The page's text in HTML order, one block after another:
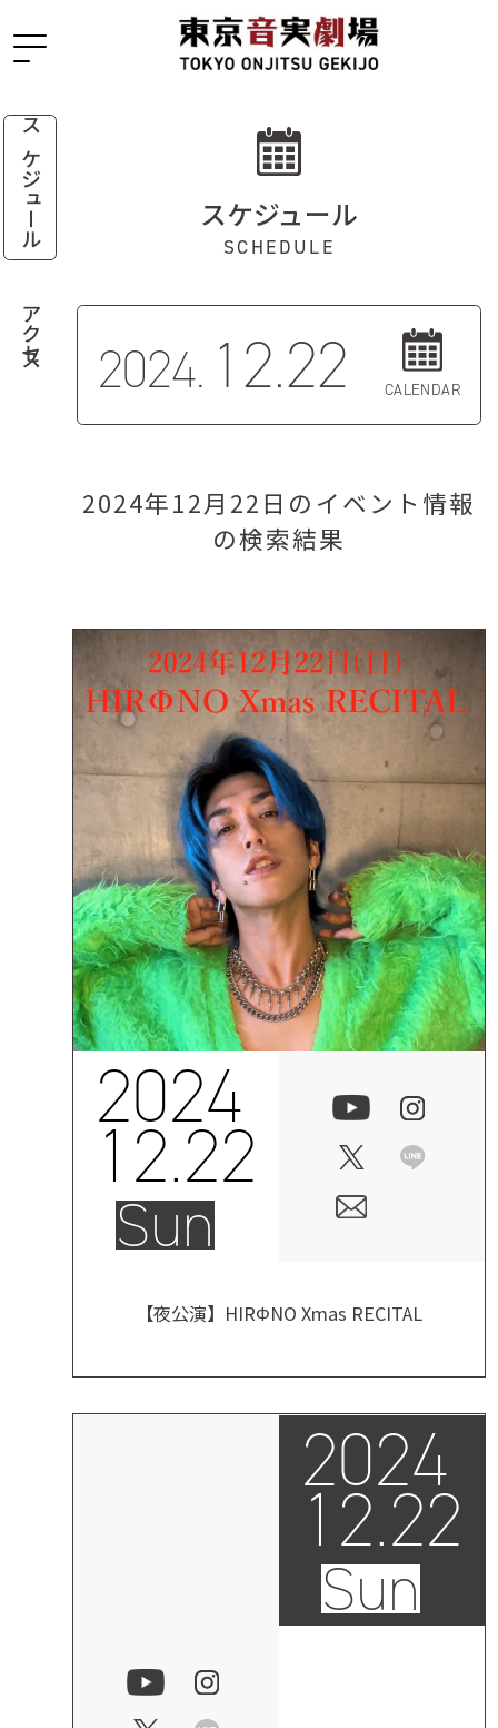
スケジュール
アクセス
スケジュール
SCHEDULE
2024. 12.22 CALENDAR
2024年12月22日のイベント情報
の検索結果
2024
12.22
Sun
【夜公演】HIRΦNO Xmas RECITAL
2024
12.22
Sun